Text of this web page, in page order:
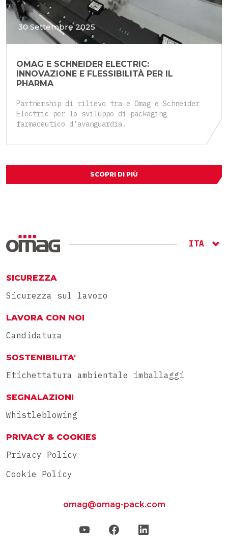
30 Settembre 2025
OMAG E SCHNEIDER ELECTRIC:
INNOVAZIONE E FLESSIBILITÀ PER IL
PHARMA
Partnership di rilievo tra e Omag e Schneider
Electric per lo sviluppo di packaging
farmaceutico d’avanguardia.
SCOPRI DI PIÙ
ITA
SICUREZZA
Sicurezza sul lavoro
LAVORA CON NOI
Candidatura
SOSTENIBILITA'
Etichettatura ambientale imballaggi
SEGNALAZIONI
Whistleblowing
PRIVACY & COOKIES
Privacy Policy
Cookie Policy
omag@omag-pack.com